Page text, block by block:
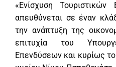
«Ενίσχυση
απευθύνεται σε έναν
την ανάπτυξη της
επιτυχία του
Επενδύσεων και κυρίως